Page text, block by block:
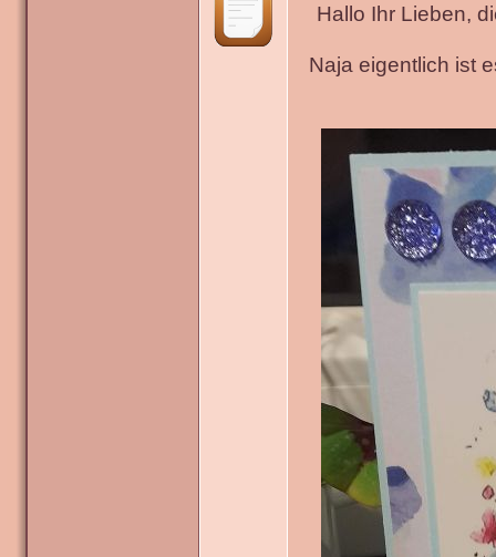
Hallo Ihr Lieben,
Naja eigentlich ist